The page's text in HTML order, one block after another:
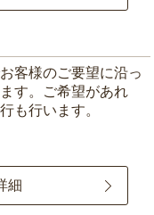
客様のご要望に沿っ
す。ご希望があれ
も行います。
細